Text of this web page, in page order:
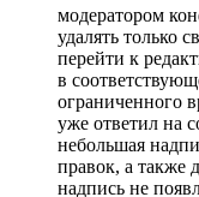
модератором
удалять только
перейти к
в
ограниченного
уже ответил на
небольшая
правок, а также
надпись не